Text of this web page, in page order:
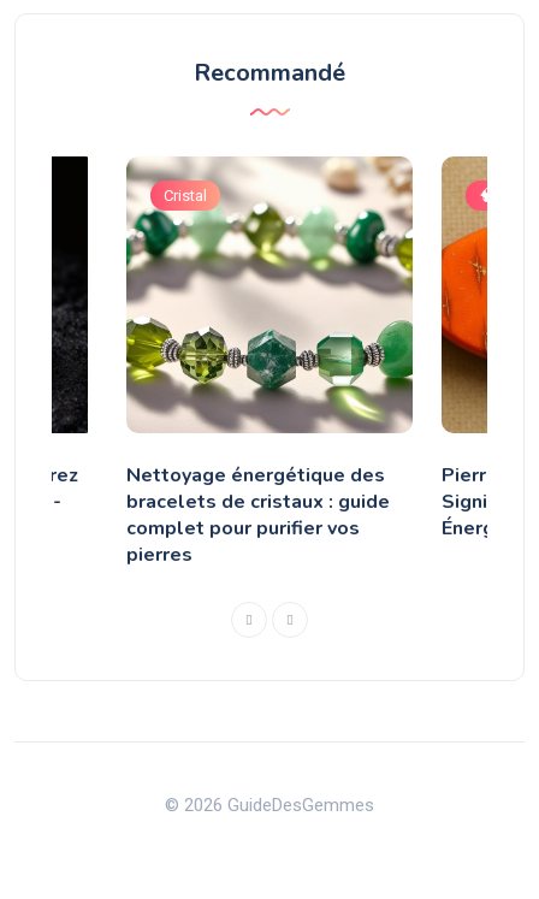
Recommandé
ultra-
Cristal
Nettoyage énergétique des
bracelets de cristaux : guide
complet pour purifier vos
pierres
🧠
Pierre de
© 2026 GuideDesGemmes